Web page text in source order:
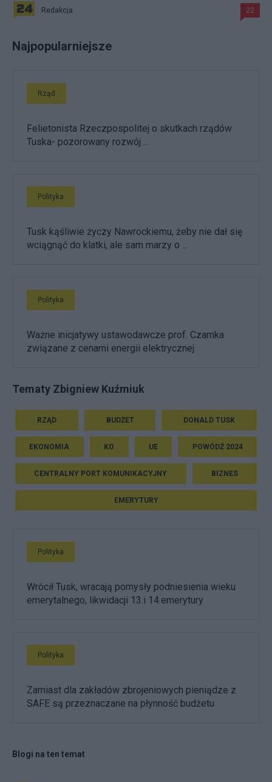
Redakcja 22
Najpopularniejsze
Rząd
Felietonista Rzeczpospolitej o skutkach rządów
Tuska- pozorowany rozwój ...
Polityka
Tusk kąśliwie życzy Nawrockiemu, żeby nie dał się
wciągnąć do klatki, ale sam marzy o ...
Polityka
Ważne inicjatywy ustawodawcze prof. Czarnka
związane z cenami energii elektrycznej
Tematy Zbigniew Kuźmiuk
RZĄD BUDŻET DONALD TUSK
EKONOMIA KO UE POWÓDŹ 2024
CENTRALNY PORT KOMUNIKACYJNY BIZNES
EMERYTURY
Polityka
Wrócił Tusk, wracają pomysły podniesienia wieku
emerytalnego, likwidacji 13.i 14.emerytury
Polityka
Zamiast dla zakładów zbrojeniowych pieniądze z
SAFE są przeznaczane na płynność budżetu
Blogi na ten temat